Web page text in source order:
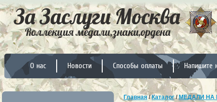
О нас Новости Способы оплаты Напишите
Главная/Каталог/МЕДАЛИ НА